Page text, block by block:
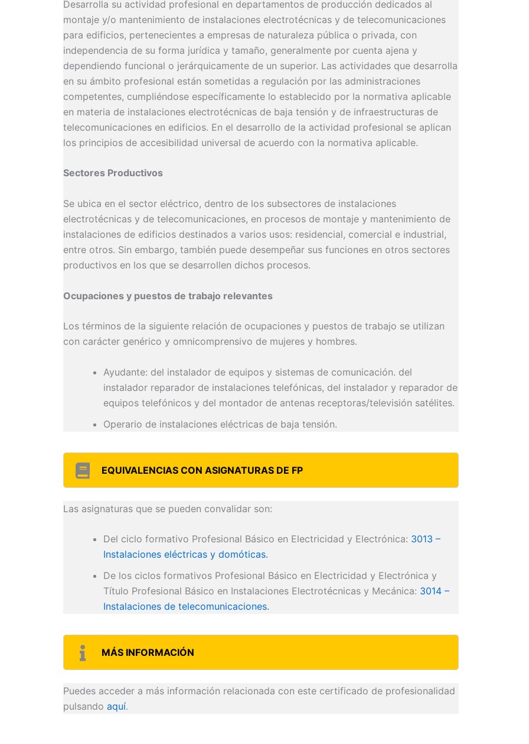
Desarrolla su actividad profesional en departamentos de producción dedicados al
montaje y/o mantenimiento de instalaciones electrotécnicas y de telecomunicaciones
para edificios, pertenecientes a empresas de naturaleza pública o privada, con
independencia de su forma jurídica y tamaño, generalmente por cuenta ajena y
dependiendo funcional o jerárquicamente de un superior. Las actividades que desarrolla
en su ámbito profesional están sometidas a regulación por las administraciones
competentes, cumpliéndose específicamente lo establecido por la normativa aplicable
en materia de instalaciones electrotécnicas de baja tensión y de infraestructuras de
telecomunicaciones en edificios. En el desarrollo de la actividad profesional se aplican
los principios de accesibilidad universal de acuerdo con la normativa aplicable.
Sectores Productivos
Se ubica en el sector eléctrico, dentro de los subsectores de instalaciones
electrotécnicas y de telecomunicaciones, en procesos de montaje y mantenimiento de
instalaciones de edificios destinados a varios usos: residencial, comercial e industrial,
entre otros. Sin embargo, también puede desempeñar sus funciones en otros sectores
productivos en los que se desarrollen dichos procesos.
Ocupaciones y puestos de trabajo relevantes
Los términos de la siguiente relación de ocupaciones y puestos de trabajo se utilizan
con carácter genérico y omnicomprensivo de mujeres y hombres.
Ayudante: del instalador de equipos y sistemas de comunicación. del
instalador reparador de instalaciones telefónicas, del instalador y reparador de
equipos telefónicos y del montador de antenas receptoras/televisión satélites.
Operario de instalaciones eléctricas de baja tensión.
EQUIVALENCIAS CON ASIGNATURAS DE FP
Las asignaturas que se pueden convalidar son:
Del ciclo formativo Profesional Básico en Electricidad y Electrónica: 3013 –
Instalaciones eléctricas y domóticas.
De los ciclos formativos Profesional Básico en Electricidad y Electrónica y
Título Profesional Básico en Instalaciones Electrotécnicas y Mecánica: 3014 –
Instalaciones de telecomunicaciones.
MÁS INFORMACIÓN
Puedes acceder a más información relacionada con este certificado de profesionalidad
pulsando aquí.